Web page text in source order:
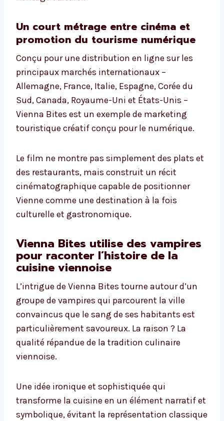
Un court métrage entre cinéma et
promotion du tourisme numérique
Conçu pour une distribution en ligne sur les
principaux marchés internationaux –
Allemagne, France, Italie, Espagne, Corée du
Sud, Canada, Royaume-Uni et États-Unis –
Vienna Bites est un exemple de marketing
touristique créatif conçu pour le numérique.
Le film ne montre pas simplement des plats et
des restaurants, mais construit un récit
cinématographique capable de positionner
Vienne comme une destination à la fois
culturelle et gastronomique.
Vienna Bites utilise des vampires
pour raconter l’histoire de la
cuisine viennoise
L’intrigue de Vienna Bites tourne autour d’un
groupe de vampires qui parcourent la ville
convaincus que le sang de ses habitants est
particulièrement savoureux. La raison ? La
qualité répandue de la tradition culinaire
viennoise.
Une idée ironique et sophistiquée qui
transforme la cuisine en un élément narratif et
symbolique, évitant la représentation classique